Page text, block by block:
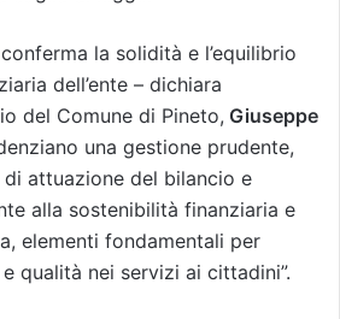
la solidità e l’equilibrio
dell’ente – dichiara
del Comune di Pineto, Giuseppe
una gestione prudente,
attuazione del bilancio e
alla sostenibilità finanziaria e
elementi fondamentali per
qualità nei servizi ai cittadini”.